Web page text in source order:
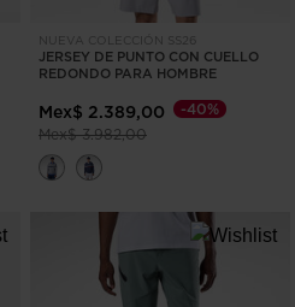
NUEVA COLECCIÓN SS26
JERSEY DE PUNTO CON CUELLO
REDONDO PARA HOMBRE
Mex$ 2.389,00
Precio reducido de
Mex$ 3.982,00a
-40%